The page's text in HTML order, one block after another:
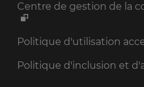
Centre de gestion de la
Politique d'utilisation
Politique d'inclusion et